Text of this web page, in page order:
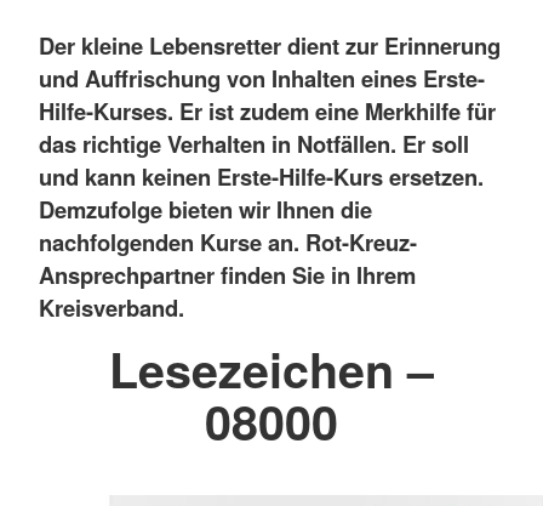
Der kleine Lebensretter dient zur Erinnerung
und Auffrischung von Inhalten eines Erste-
Hilfe-Kurses. Er ist zudem eine Merkhilfe für
das richtige Verhalten in Notfällen. Er soll
und kann keinen Erste-Hilfe-Kurs ersetzen.
Demzufolge bieten wir Ihnen die
nachfolgenden Kurse an. Rot-Kreuz-
Ansprechpartner finden Sie in Ihrem
Kreisverband.
Lesezeichen –
08000